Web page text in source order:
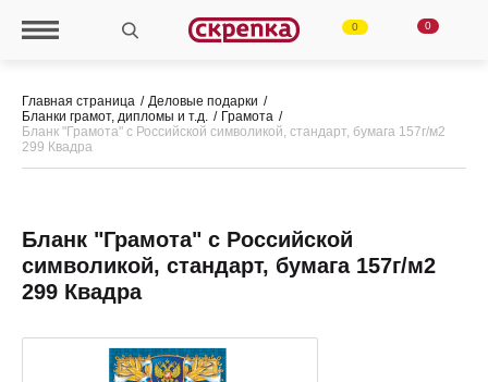
0 0
Главная страница
Деловые подарки
Бланки грамот, дипломы и т.д.
Грамота
Бланк "Грамота" с Российской символикой, стандарт, бумага 157г/м2
299 Квадра
Бланк "Грамота" с Российской
символикой, стандарт, бумага 157г/м2
299 Квадра